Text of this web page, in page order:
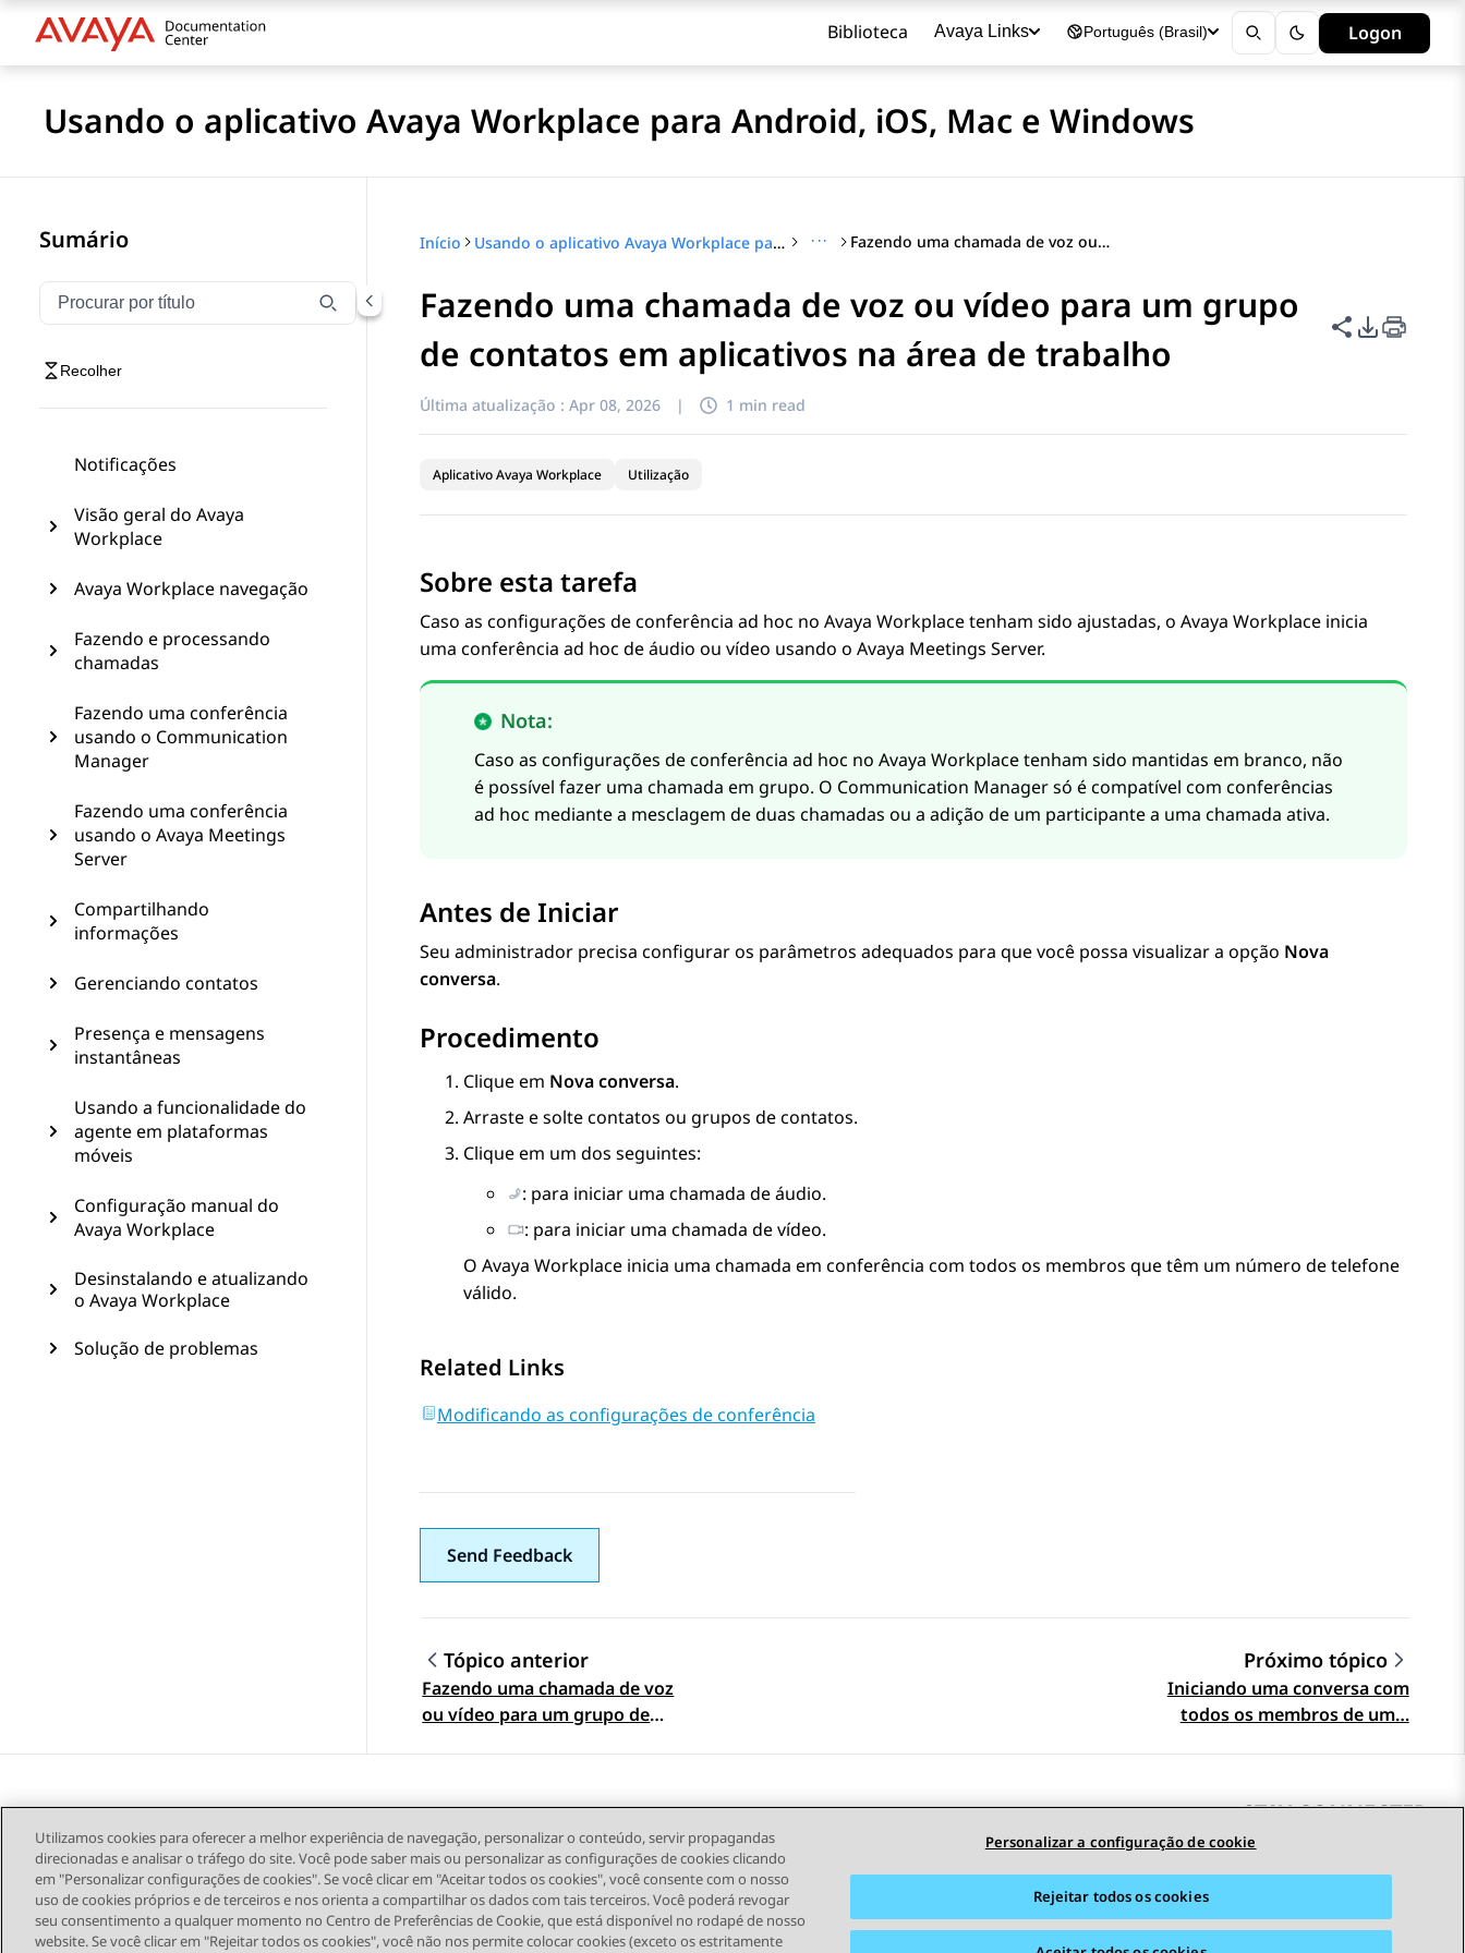
Biblioteca Avaya Links Português (Brasil) Logon
Usando o aplicativo Avaya Workplace para Android, iOS, Mac e Windows
Sumário
Filtrar navegação por título
Digite para filtrar itens de navegação por título
Recolher
Notificações
Visão geral do Avaya
Workplace
Avaya Workplace navegação
Fazendo e processando
chamadas
Fazendo uma conferência
usando o Communication
Manager
Fazendo uma conferência
usando o Avaya Meetings
Server
Compartilhando
informações
Gerenciando contatos
Presença e mensagens
instantâneas
Usando a funcionalidade do
agente em plataformas
móveis
Configuração manual do
Avaya Workplace
Desinstalando e atualizando
o Avaya Workplace
Solução de problemas
Início Usando o aplicativo Avaya Workplace para Android, iOS, Mac e Windows ··· Fazendo uma chamada de voz ou vídeo para um grupo de contatos em aplicativos na área de trabalho
Fazendo uma chamada de voz ou vídeo para um grupo
de contatos em aplicativos na área de trabalho
Opções
Última atualização : Apr 08, 2026 | 1 min read
Aplicativo Avaya Workplace Utilização
Sobre esta tarefa
Caso as configurações de conferência ad hoc no Avaya Workplacetenham sido ajustadas, o Avaya Workplace inicia
uma conferência ad hoc de áudio ou vídeo usando o Avaya Meetings Server.
Nota:
Caso as configurações de conferência ad hoc no Avaya Workplacetenham sido mantidas em branco, não
é possível fazer uma chamada em grupo. O Communication Managersó é compatível com conferências
ad hoc mediante a mesclagem de duas chamadas ou a adição de um participante a uma chamada ativa.
Antes de Iniciar
Seu administrador precisa configurar os parâmetros adequados para que você possa visualizar a opção Nova
conversa.
Procedimento
Clique em Nova conversa.
Arraste e solte contatos ou grupos de contatos.
Clique em um dos seguintes:
: para iniciar uma chamada de áudio.
: para iniciar uma chamada de vídeo.
O Avaya Workplace inicia uma chamada em conferência com todos os membros que têm um número de telefone
válido.
Related Links
Modificando as configurações de conferência
Send Feedback
Topic navigation
Tópico anterior
Fazendo uma chamada de voz
ou vídeo para um grupo de
Próximo tópico
Iniciando uma conversa com
todos os membros de um…
STAY CONNECTED
Mapa do site Termos de Uso Privacidade Política de Cookies Marcas registradas Acessibilidade © 2026 Avaya LLC
Utilizamos cookies para oferecer a melhor experiência de navegação, personalizar o conteúdo, servir propagandas
direcionadas e analisar o tráfego do site. Você pode saber mais ou personalizar as configurações de cookies clicando
em "Personalizar configurações de cookies". Se você clicar em "Aceitar todos os cookies", você consente com o nosso
uso de cookies próprios e de terceiros e nos orienta a compartilhar os dados com tais terceiros. Você poderá revogar
seu consentimento a qualquer momento no Centro de Preferências de Cookie, que está disponível no rodapé de nosso
website. Se você clicar em "Rejeitar todos os cookies", você não nos permite colocar cookies (exceto os estritamente
Personalizar a configuração de cookie
Rejeitar todos os cookies